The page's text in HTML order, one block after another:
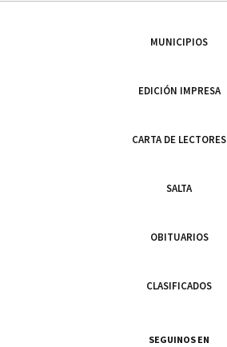
MUNICIPIOS
EDICIÓN IMPRESA
CARTA DE LECTORES
SALTA
OBITUARIOS
CLASIFICADOS
SEGUINOS EN